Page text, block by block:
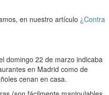
en nuestro artículo ¿Contra
domingo 22 de marzo indicaba
en Madrid como de
cenan en casa.